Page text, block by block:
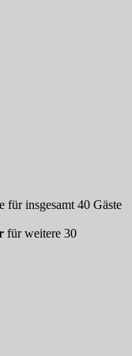
für insgesamt 40 Gäste
für weitere 30